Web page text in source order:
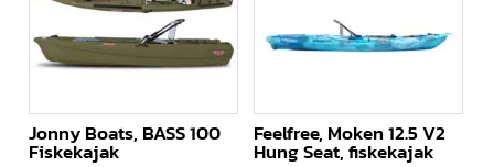
Jonny Boats, BASS 100
Fiskekajak
Feelfree, Moken 12.5 V2
Hung Seat, fiskekajak